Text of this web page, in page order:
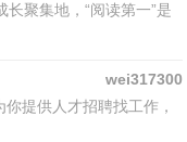
聚集地，“阅读第一”是
wei317300
提供人才招聘找工作，